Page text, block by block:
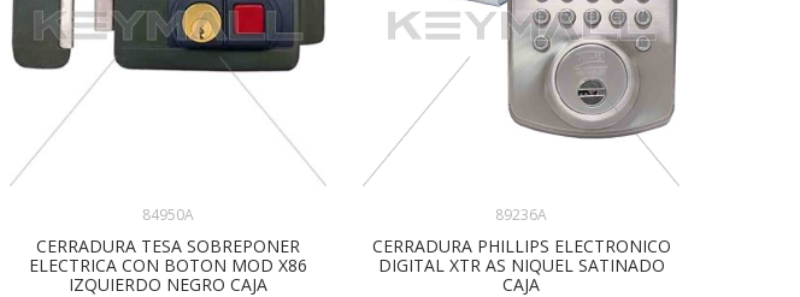
84950A
CERRADURA TESA SOBREPONER
ELECTRICA CON BOTON MOD X86
IZQUIERDO NEGRO CAJA
89236A
CERRADURA PHILLIPS ELECTRONICO
DIGITAL XTR AS NIQUEL SATINADO
CAJA